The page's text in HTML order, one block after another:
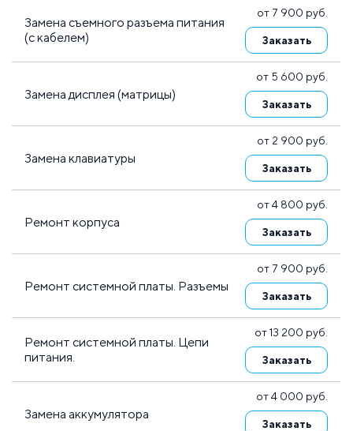
Замена съемного разъема питания
(с кабелем)
от 7 900 руб.
Заказать
Замена дисплея (матрицы)
от 5 600 руб.
Заказать
Замена клавиатуры
от 2 900 руб.
Заказать
Ремонт корпуса
от 4 800 руб.
Заказать
Ремонт системной платы. Разъемы
от 7 900 руб.
Заказать
Ремонт системной платы. Цепи
питания.
от 13 200 руб.
Заказать
Замена аккумулятора
от 4 000 руб.
Заказать